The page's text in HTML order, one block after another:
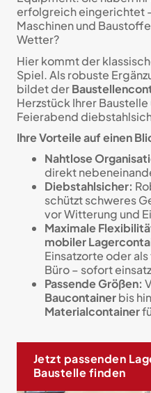
erfolgreich eingerichtet
Maschinen und
Wetter?
Hier kommt der
Spiel. Als robuste
bildet der
Herzstück Ihrer
Feierabend
Ihre Vorteile auf einen
Nahtlose
direkt
Diebstahlsicher:
schützt schweres
vor Witterung und
Maximale
mobiler
Einsatzorte oder
Büro – sofort
Passende Größen:
Baucontainerbis
Materialcontainer
Jetzt passenden
Baustelle finden